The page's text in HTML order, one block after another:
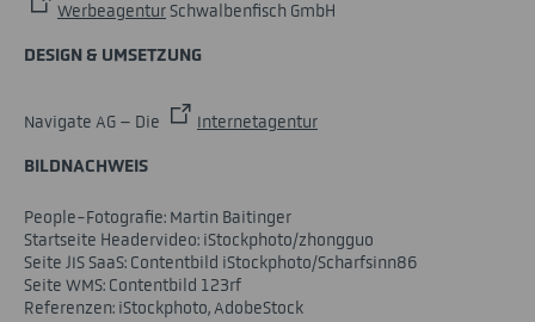
WerbeagenturSchwalbenfisch GmbH
DESIGN & UMSETZUNG
Navigate AG – Die Internetagentur
BILDNACHWEIS
People-Fotografie: Martin Baitinger
Startseite Headervideo: iStockphoto/zhongguo
Seite JIS SaaS: Contentbild iStockphoto/Scharfsinn86
Seite WMS: Contentbild 123rf
Referenzen: iStockphoto, AdobeStock